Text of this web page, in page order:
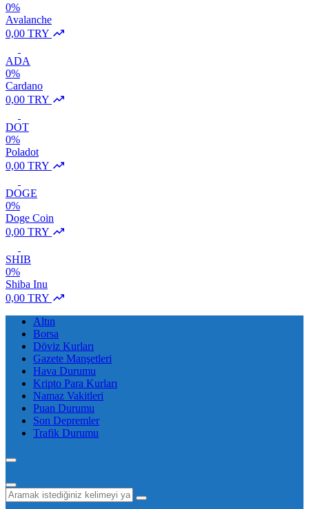
0%
Avalanche
0,00 TRY
ADA
0%
Cardano
0,00 TRY
DOT
0%
Poladot
0,00 TRY
DOGE
0%
Doge Coin
0,00 TRY
SHIB
0%
Shiba Inu
0,00 TRY
Altın
Borsa
Döviz Kurları
Gazete Manşetleri
Hava Durumu
Kripto Para Kurları
Namaz Vakitleri
Puan Durumu
Son Depremler
Trafik Durumu